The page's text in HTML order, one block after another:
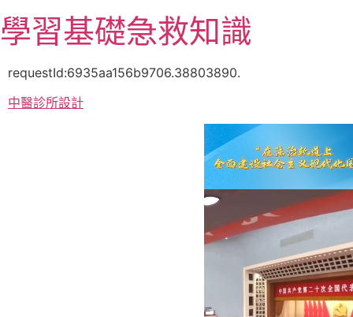
至
主
容
學習基礎急救知識
requestId:6935aa156b9706.38803890.
中醫診所設計